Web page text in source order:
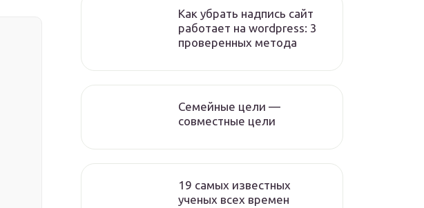
Как убрать надпись сайт
работает на wordpress: 3
проверенных метода
Семейные цели —
совместные цели
19 самых известных
ученых всех времен